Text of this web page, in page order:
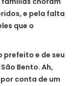
e pela falta
que o
prefeito e de seu
Bento. Ah,
conta de um